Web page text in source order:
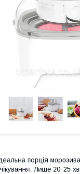
порція
Лише 20-25